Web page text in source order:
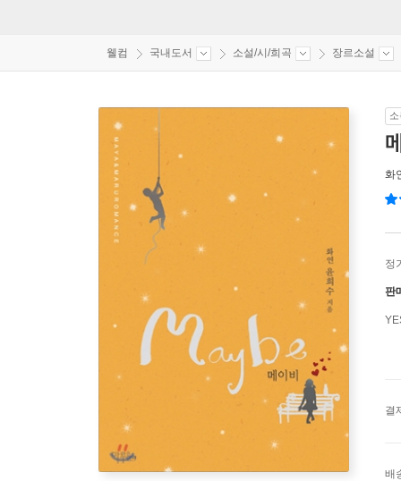
웰컴 국내도서 소설/시/희곡 장르소설
화
정
판
결
배